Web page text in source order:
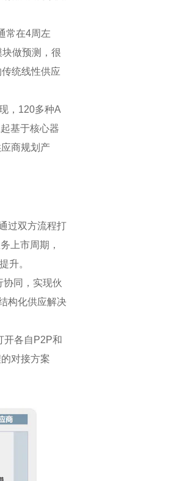
常在4周左
做预测，很
统线性供应
，120多种A
基于核心器
商规划产
过双方流程打
上市周期，
升。
同，实现伙
构化供应解决
开各自P2P和
对接方案